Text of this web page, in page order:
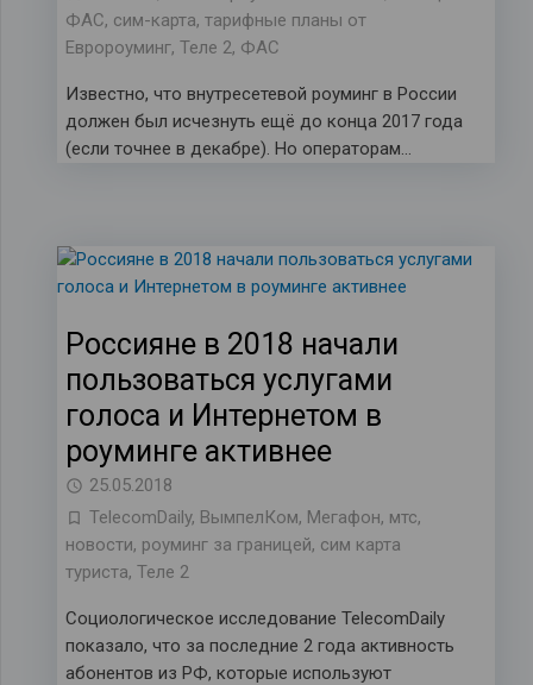
ФАС, сим-карта, тарифные планы от
Евророуминг, Теле 2, ФАС
Известно, что внутресетевой роуминг в России
должен был исчезнуть ещё до конца 2017 года
(если точнее в декабре). Но операторам…
Россияне в 2018 начали
пользоваться услугами
голоса и Интернетом в
роуминге активнее
25.05.2018
TelecomDaily, ВымпелКом, Мегафон, мтс,
новости, роуминг за границей, сим карта
туриста, Теле 2
Социологическое исследование TelecomDaily
показало, что за последние 2 года активность
абонентов из РФ, которые используют